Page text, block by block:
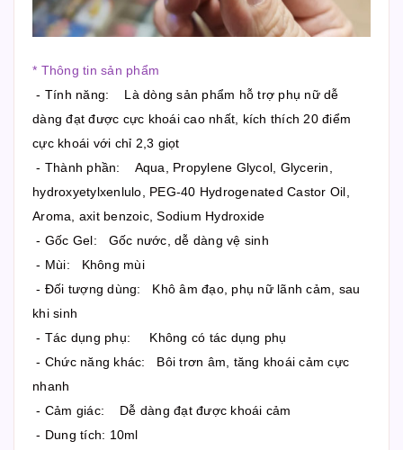
* Thông tin sản phẩm
- Tính năng: Là dòng sản phẩm hỗ trợ phụ nữ dễ
dàng đạt được cực khoái cao nhất, kích thích 20 điểm
cực khoái với chỉ 2,3 giọt
- Thành phần: Aqua, Propylene Glycol, Glycerin,
hydroxyetylxenlulo, PEG-40 Hydrogenated Castor Oil,
Aroma, axit benzoic, Sodium Hydroxide
- Gốc Gel: Gốc nước, dễ dàng vệ sinh
- Mùi: Không mùi
- Đối tượng dùng: Khô âm đạo, phụ nữ lãnh cảm, sau
khi sinh
- Tác dụng phụ: Không có tác dụng phụ
- Chức năng khác: Bôi trơn âm, tăng khoái cảm cực
nhanh
- Cảm giác: Dễ dàng đạt được khoái cảm
- Dung tích: 10ml